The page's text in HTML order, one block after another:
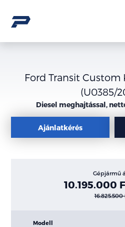
Ford Transit Custom
(U0385/
Diesel meghajtással,
Ajánlatkérés
Gépjármű
10.195.000
16.825.500
Modell